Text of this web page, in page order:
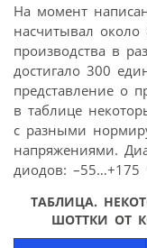
На момент
насчитывал
производства в
достигало 300
представление о
в таблице
с разными
напряжениями.
диодов: –55…+175
ТАБЛИЦА.
ШОТТКИ ОТ